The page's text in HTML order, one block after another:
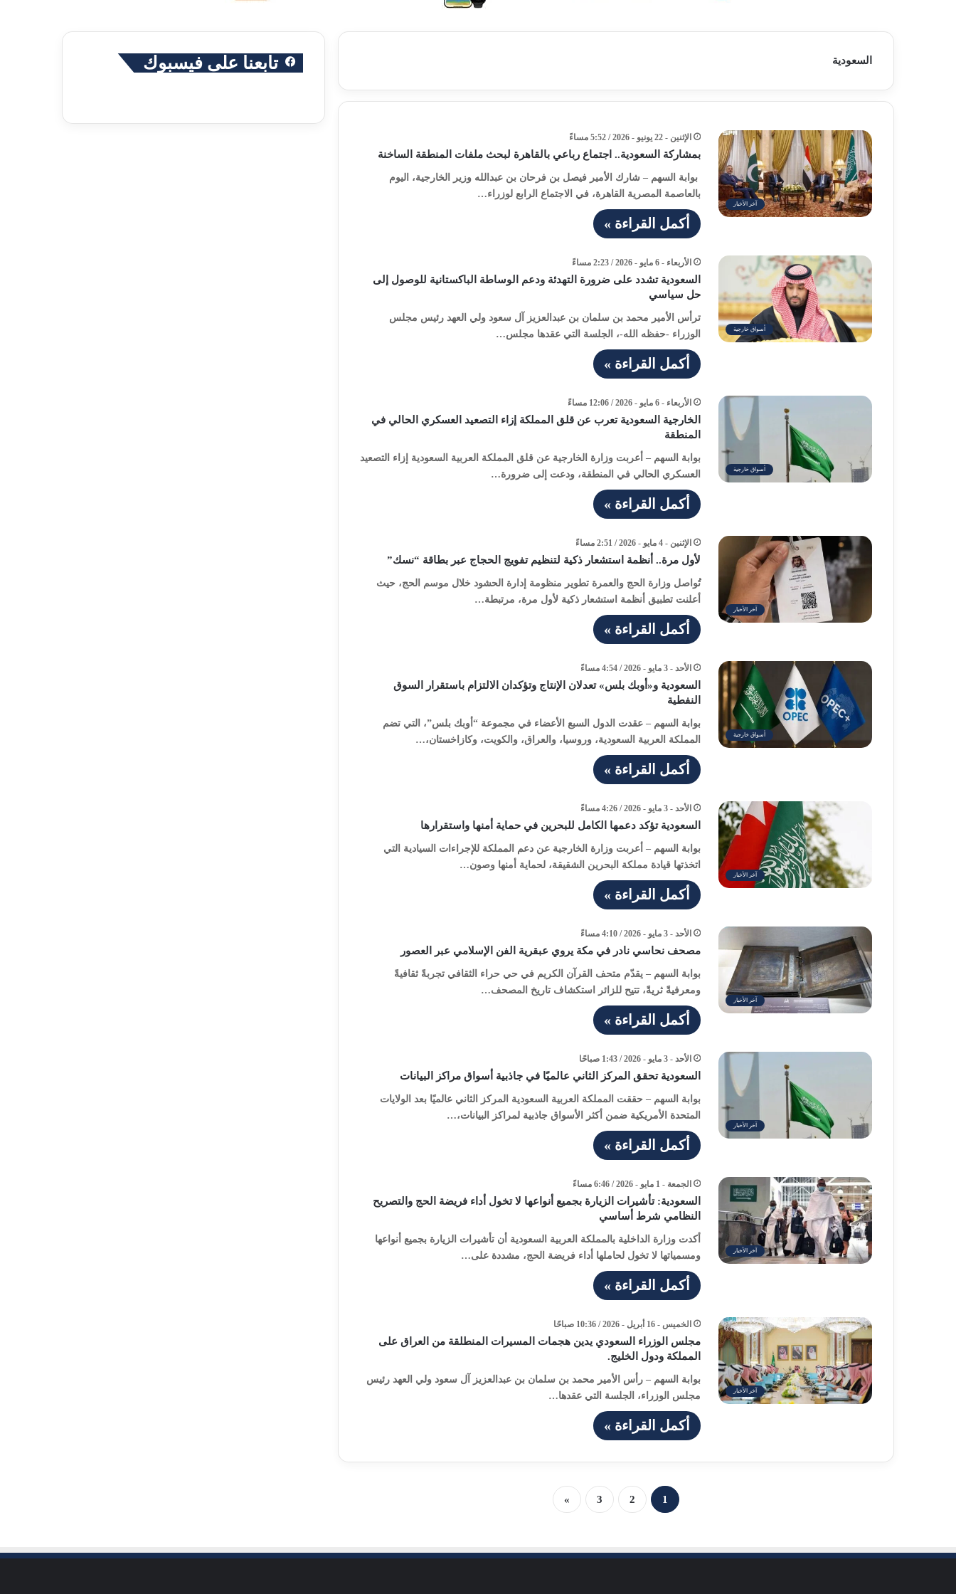
السعودية
آخر الأخبار
الإثنين - 22 يونيو - 2026 / 5:52 مساءً
بمشاركة السعودية.. اجتماع رباعي بالقاهرة لبحث ملفات المنطقة الساخنة
بوابة السهم – شارك الأمير فيصل بن فرحان بن عبدالله وزير الخارجية، اليوم
بالعاصمة المصرية القاهرة، في الاجتماع الرابع لوزراء…
أكمل القراءة »
أسواق خارجية
الأربعاء - 6 مايو - 2026 / 2:23 مساءً
السعودية تشدد على ضرورة التهدئة ودعم الوساطة الباكستانية للوصول إلى
حل سياسي
ترأس الأمير محمد بن سلمان بن عبدالعزيز آل سعود ولي العهد رئيس مجلس
الوزراء -حفظه الله-، الجلسة التي عقدها مجلس…
أكمل القراءة »
أسواق خارجية
الأربعاء - 6 مايو - 2026 / 12:06 مساءً
الخارجية السعودية تعرب عن قلق المملكة إزاء التصعيد العسكري الحالي في
المنطقة
بوابة السهم – أعربت وزارة الخارجية عن قلق المملكة العربية السعودية إزاء التصعيد
العسكري الحالي في المنطقة، ودعت إلى ضرورة…
أكمل القراءة »
آخر الأخبار
الإثنين - 4 مايو - 2026 / 2:51 مساءً
لأول مرة.. أنظمة استشعار ذكية لتنظيم تفويج الحجاج عبر بطاقة “نسك”
تُواصل وزارة الحج والعمرة تطوير منظومة إدارة الحشود خلال موسم الحج، حيث
أعلنت تطبيق أنظمة استشعار ذكية لأول مرة، مرتبطة…
أكمل القراءة »
أسواق خارجية
الأحد - 3 مايو - 2026 / 4:54 مساءً
السعودية و«أوبك بلس» تعدلان الإنتاج وتؤكدان الالتزام باستقرار السوق
النفطية
بوابة السهم – عقدت الدول السبع الأعضاء في مجموعة “أوبك بلس”، التي تضم
المملكة العربية السعودية، وروسيا، والعراق، والكويت، وكازاخستان،…
أكمل القراءة »
آخر الأخبار
الأحد - 3 مايو - 2026 / 4:26 مساءً
السعودية تؤكد دعمها الكامل للبحرين في حماية أمنها واستقرارها
بوابة السهم – أعربت وزارة الخارجية عن دعم المملكة للإجراءات السيادية التي
اتخذتها قيادة مملكة البحرين الشقيقة، لحماية أمنها وصون…
أكمل القراءة »
آخر الأخبار
الأحد - 3 مايو - 2026 / 4:10 مساءً
مصحف نحاسي نادر في مكة يروي عبقرية الفن الإسلامي عبر العصور
بوابة السهم – يقدّم متحف القرآن الكريم في حي حراء الثقافي تجربةً ثقافيةً
ومعرفيةً ثريةً، تتيح للزائر استكشاف تاريخ المصحف…
أكمل القراءة »
آخر الأخبار
الأحد - 3 مايو - 2026 / 1:43 صباحًا
السعودية تحقق المركز الثاني عالميًا في جاذبية أسواق مراكز البيانات
بوابة السهم – حققت المملكة العربية السعودية المركز الثاني عالميًا بعد الولايات
المتحدة الأمريكية ضمن أكثر الأسواق جاذبية لمراكز البيانات،…
أكمل القراءة »
آخر الأخبار
الجمعة - 1 مايو - 2026 / 6:46 مساءً
السعودية: تأشيرات الزيارة بجميع أنواعها لا تخول أداء فريضة الحج والتصريح
النظامي شرط أساسي
أكدت وزارة الداخلية بالمملكة العربية السعودية أن تأشيرات الزيارة بجميع أنواعها
ومسمياتها لا تخول لحاملها أداء فريضة الحج، مشددة على…
أكمل القراءة »
آخر الأخبار
الخميس - 16 أبريل - 2026 / 10:36 صباحًا
مجلس الوزراء السعودي يدين هجمات المسيرات المنطلقة من العراق على
المملكة ودول الخليج.
بوابة السهم – رأس الأمير محمد بن سلمان بن عبدالعزيز آل سعود ولي العهد رئيس
مجلس الوزراء، الجلسة التي عقدها…
أكمل القراءة »
1
2
3
»
تابعنا على فيسبوك